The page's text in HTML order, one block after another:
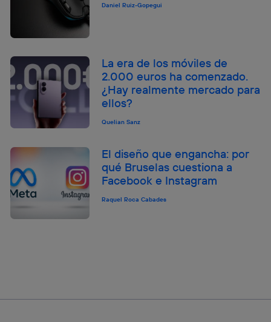
Daniel Ruiz-Gopegui
La era de los móviles de
2.000 euros ha comenzado.
¿Hay realmente mercado para
ellos?
Quelian Sanz
El diseño que engancha: por
qué Bruselas cuestiona a
Facebook e Instagram
Raquel Roca Cabades